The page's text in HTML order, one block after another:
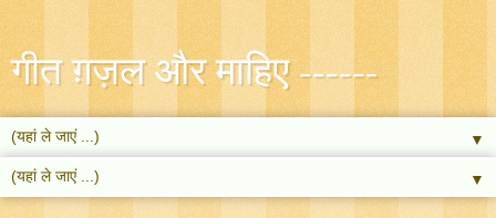
गीत ग़ज़ल और माहिए ------
▼
▼